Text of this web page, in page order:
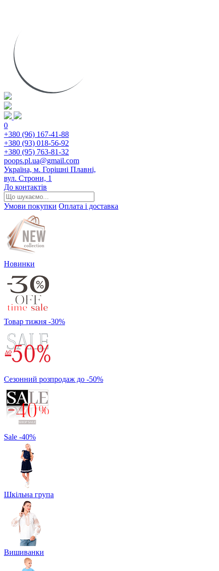
0
+380 (96) 167-41-88
+380 (93) 018-56-92
+380 (95) 763-81-32
poops.pl.ua@gmail.com
Україна, м. Горішні Плавні,
вул. Строни, 1
До контактів
Умови покупки Оплата і доставка
Новинки
Товар тижня -30%
Сезонний розпродаж до -50%
Sale -40%
Шкільна група
Вишиванки